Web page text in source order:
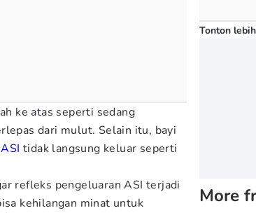
ke atas seperti sedang
dari mulut. Selain itu, bayi
ASI tidak langsung keluar seperti
refleks pengeluaran ASI terjadi
kehilangan minat untuk
Tonton
More